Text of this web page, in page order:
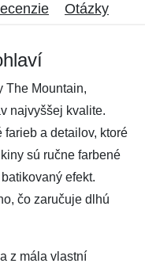
Otázky
The Mountain,
najvyššej kvalite.
farieb a detailov, ktoré
sú ručne farbené
efekt.
čo zaručuje dlhú
z mála vlastní